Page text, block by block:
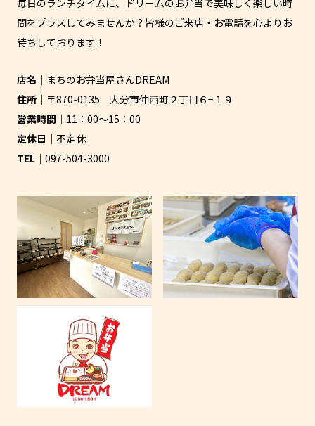
毎日のランチタイムに、ドリームのお弁当で美味しく楽しい時
間をプラスしてみませんか？皆様のご来店・お電話を心よりお
待ちしております！
店名
まちのお弁当屋さんDREAM
住所
〒870-0135 大分市仲西町２丁目６−１９
営業時間
11：00～15：00
定休日
不定休
TEL
097-504-3000